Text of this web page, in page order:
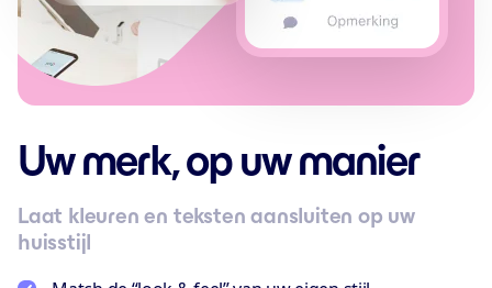
Uw merk, op uw manier
Laat kleuren en teksten aansluiten op uw
huisstijl